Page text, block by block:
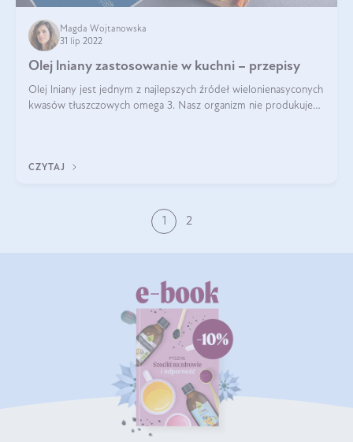
Magda Wojtanowska
31 lip 2022
Olej lniany zastosowanie w kuchni – przepisy
Olej lniany jest jednym z najlepszych źródeł wielonienasyconych
kwasów tłuszczowych omega 3. Nasz organizm nie produkuje
CZYTAJ
1 2